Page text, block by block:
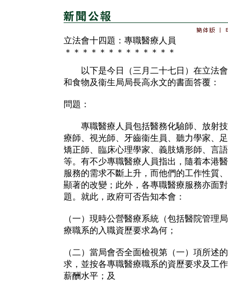
立法會十四題：專職醫療人員
＊＊＊＊＊＊＊＊＊＊＊＊＊
以下是今日（三月二十七日）在立法會
和食物及衞生局局長高永文的書面答覆：
問題：
專職醫療人員包括醫務化驗師、放射技
療師、視光師、牙齒衞生員、聽力學家、
矯正師、臨床心理學家、義肢矯形師、言
等。有不少專職醫療人員指出，隨着本港
服務的需求不斷上升，而他們的工作性質
顯著的改變；此外，各專職醫療服務亦面
題。就此，政府可否告知本會：
（一）現時公營醫療系統（包括醫院管理
療職系的入職資歷要求為何；
（二）當局會否全面檢視第（一）項所述
求，並按各專職醫療職系的資歷要求及工
薪酬水平；及